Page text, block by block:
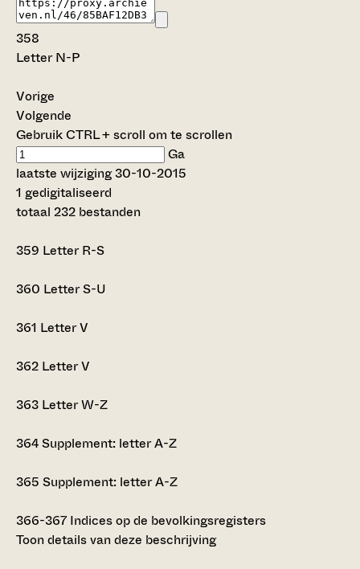
358
Letter N-P
Vorige
Volgende
Gebruik CTRL + scroll om te scrollen
Ga
laatste wijziging 30-10-2015
1 gedigitaliseerd
totaal 232 bestanden
359 Letter R-S
360 Letter S-U
361 Letter V
362 Letter V
363 Letter W-Z
364Supplement: letter A-Z
365 Supplement: letter A-Z
366-367 Indices op de bevolkingsregisters
Toon details van deze beschrijving